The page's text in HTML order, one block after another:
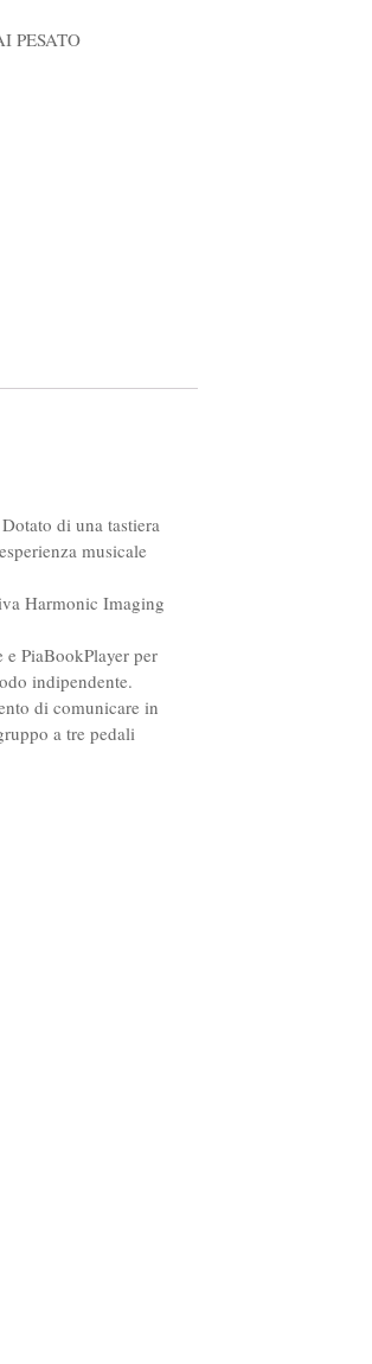
PESATO
di una tastiera
musicale
Harmonic Imaging
PiaBookPlayer per
indipendente.
di comunicare in
a tre pedali